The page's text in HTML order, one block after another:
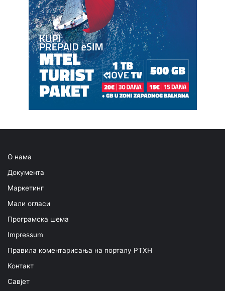
О нама
Документа
Маркетинг
Мали огласи
Програмска шема
Impressum
Правила коментарисања на порталу РТХН
Контакт
Савјет